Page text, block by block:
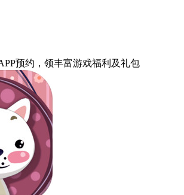
预约 ，领丰富游戏福利 及礼包